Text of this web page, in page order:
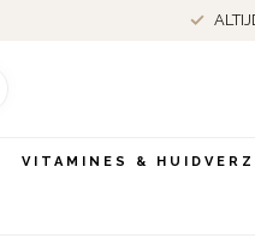
VITAMINES &